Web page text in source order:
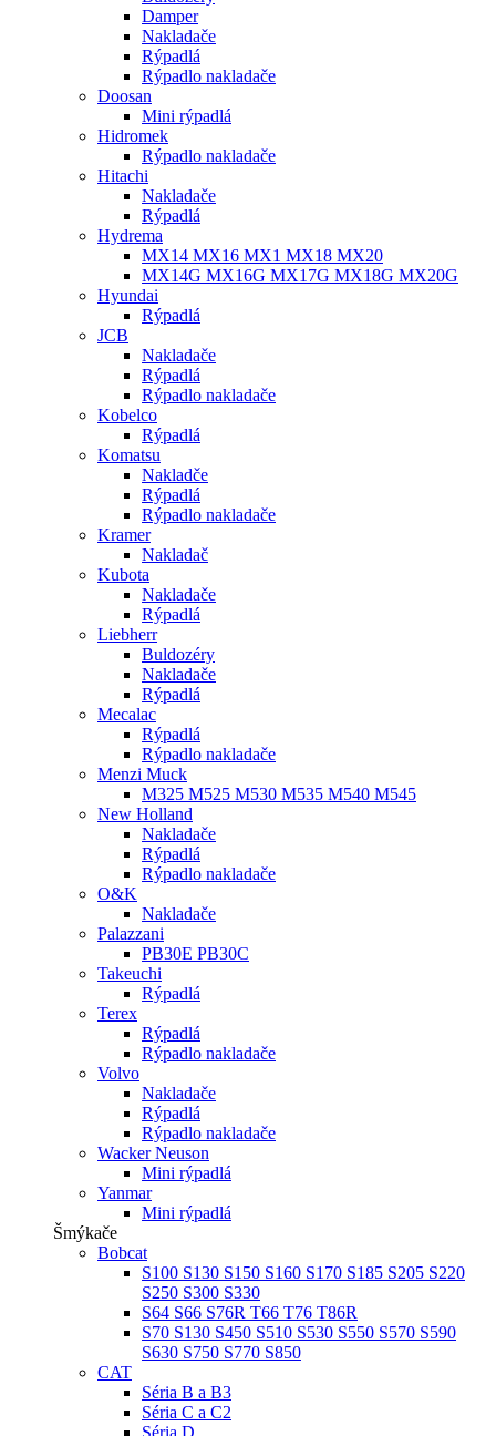
Damper
Nakladače
Rýpadlá
Rýpadlo nakladače
Doosan
Mini rýpadlá
Hidromek
Rýpadlo nakladače
Hitachi
Nakladače
Rýpadlá
Hydrema
MX14 MX16 MX1 MX18 MX20
MX14G MX16G MX17G MX18G MX20G
Hyundai
Rýpadlá
JCB
Nakladače
Rýpadlá
Rýpadlo nakladače
Kobelco
Rýpadlá
Komatsu
Nakladče
Rýpadlá
Rýpadlo nakladače
Kramer
Nakladač
Kubota
Nakladače
Rýpadlá
Liebherr
Buldozéry
Nakladače
Rýpadlá
Mecalac
Rýpadlá
Rýpadlo nakladače
Menzi Muck
M325 M525 M530 M535 M540 M545
New Holland
Nakladače
Rýpadlá
Rýpadlo nakladače
O&K
Nakladače
Palazzani
PB30E PB30C
Takeuchi
Rýpadlá
Terex
Rýpadlá
Rýpadlo nakladače
Volvo
Nakladače
Rýpadlá
Rýpadlo nakladače
Wacker Neuson
Mini rýpadlá
Yanmar
Mini rýpadlá
Šmýkače
Bobcat
S100 S130 S150 S160 S170 S185 S205 S220
S250 S300 S330
S64 S66 S76R T66 T76 T86R
S70 S130 S450 S510 S530 S550 S570 S590
S630 S750 S770 S850
CAT
Séria B a B3
Séria C a C2
Séria D